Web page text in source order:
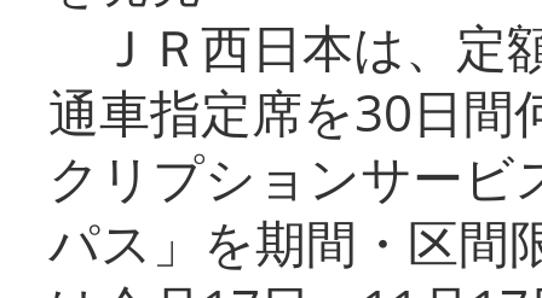
ＪＲ西日本は、定
通車指定席を30日間
クリプションサービ
パス」を期間・区間